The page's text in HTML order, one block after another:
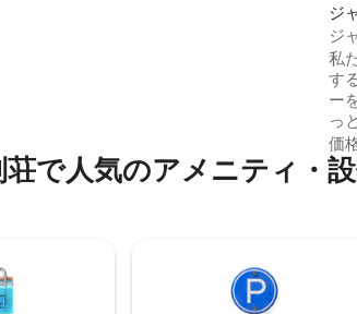
ジ
ジ
ス
私
すること
ー
っ
で
🛏️
ッド1台 🛁 バスタ
価
で人気のアメニティ・